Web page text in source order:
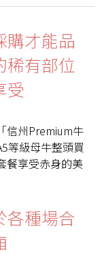
購才能品
稀有部位
受
信州Premium牛
等級母牛整頭買
餐享受赤身的美
各種場合